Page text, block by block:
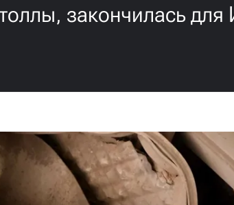
закончилась для